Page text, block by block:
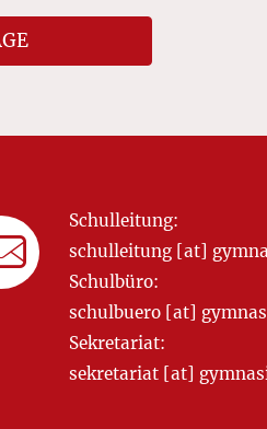
Schulleitung:
schulleitung [at]
Schulbüro:
schulbuero [at]
Sekretariat:
sekretariat [at]